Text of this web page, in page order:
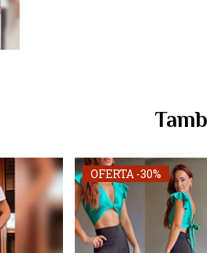
OFERTA -30%